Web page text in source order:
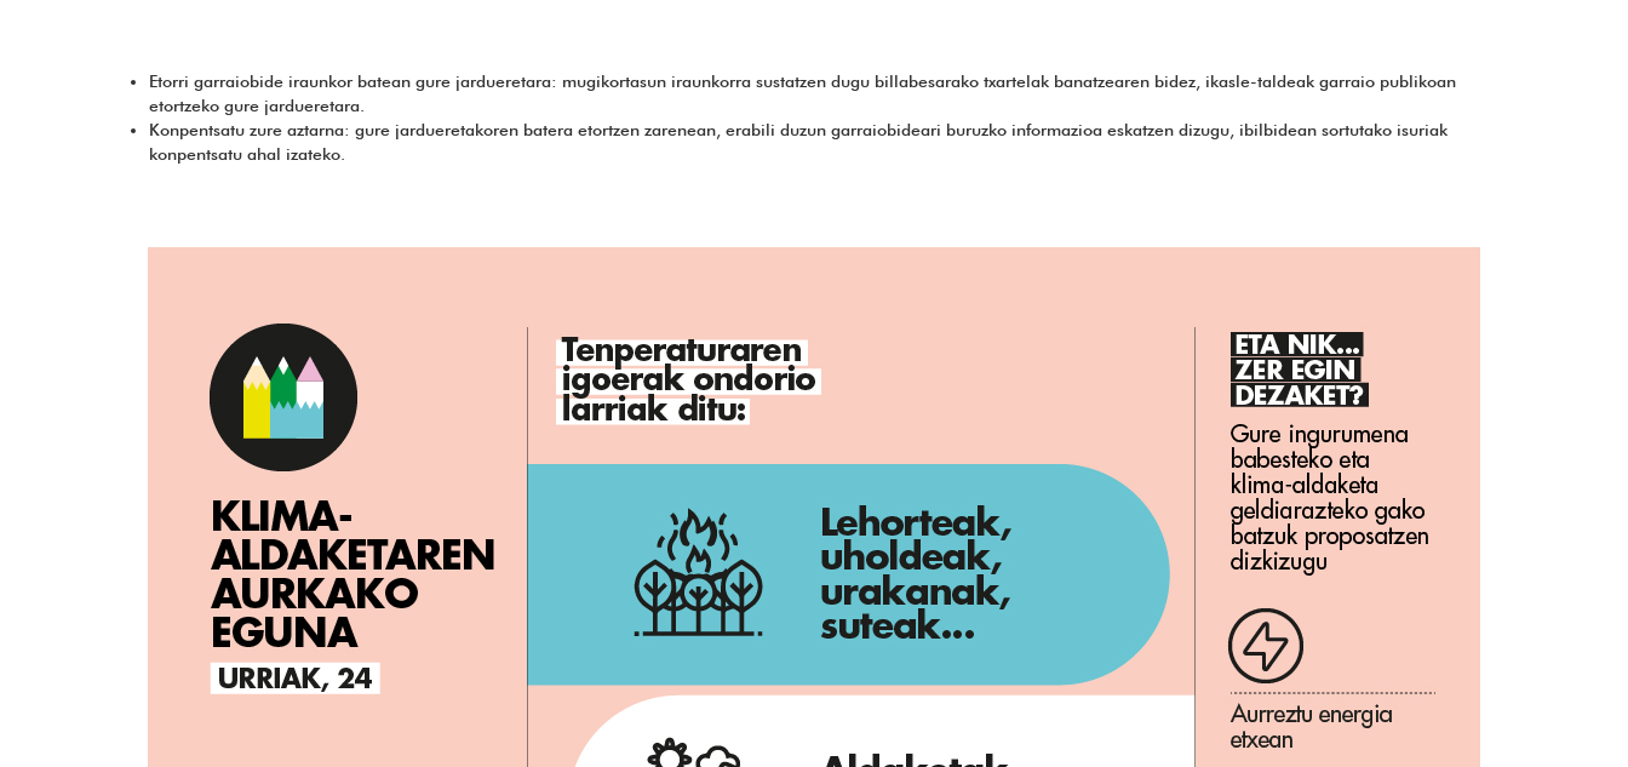
Etorri garraiobide iraunkor batean gure jardueretara: mugikortasun iraunkorra sustatzen dugu billabesarako txartelak banatzearen bidez, ikasle-taldeak garraio publikoan
etortzeko gure jardueretara.
Konpentsatu zure aztarna: gure jardueretakoren batera etortzen zarenean, erabili duzun garraiobideari buruzko informazioa eskatzen dizugu, ibilbidean sortutako isuriak
konpentsatu ahal izateko.